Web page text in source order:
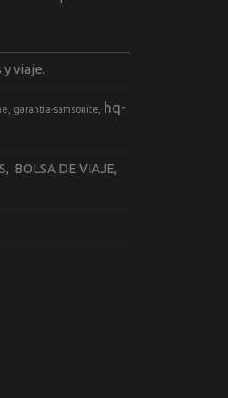
viaje.
garantia-samsonite
hq-
BOLSA DE VIAJE